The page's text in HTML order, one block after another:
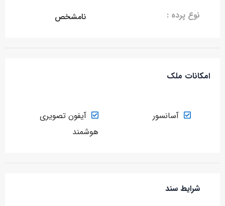
نوع پرده :
نامشخص
امکانات ملک
آسانسور
آیفون تصویری
هوشمند
شرایط سند